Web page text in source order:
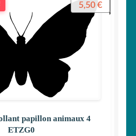
papillon animaux 4
ETZG0
5,50 €